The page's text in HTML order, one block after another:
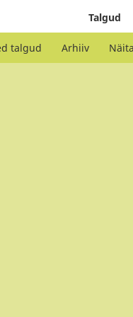
Talgud
talgud Arhiiv